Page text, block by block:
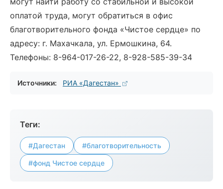
оплатой труда, могут обратиться в офис
благотворительного фонда «Чистое сердце» по
адресу: г. Махачкала, ул. Ермошкина, 64.
Телефоны: 8-964-017-26-22, 8-928-585-39-34
Источники: РИА «Дагестан»
Теги:
#Дагестан #благотворительность
#фонд Чистое сердце